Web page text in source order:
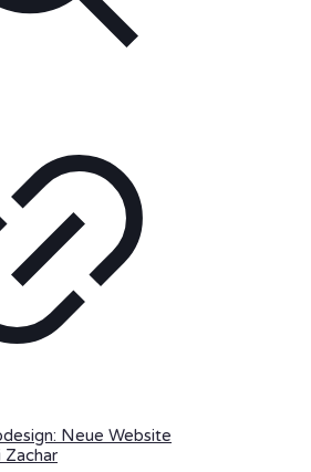
Neue Website
Zachar